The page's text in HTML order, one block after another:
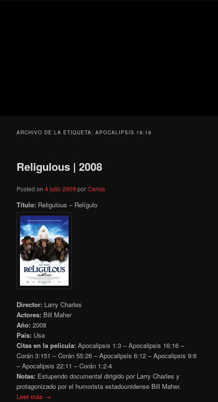
ARCHIVO DE LA ETIQUETA:APOCALIPSIS 16:16
Religulous | 2008
Posted on4 julio 2009 porCarlos
Título: Religulous – Relígulo
Director: Larry Charles
Actores: Bill Maher
Año: 2008
País: Usa
Citas en la película: Apocalipsis 1:3 – Apocalipsis 16:16 –
Corán 3:151 – Corán 55:26 – Apocalipsis 6:12 – Apocalipsis 9:6
– Apocalipsis 22:11 – Corán 1:2-4
Notas: Estupendo documental dirigido por Larry Charles y
protagonizado por el humorista estadounidense Bill Maher.
Leer más →